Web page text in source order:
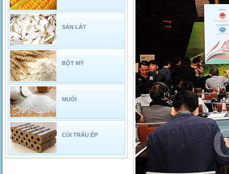
SẮN LÁT
BỘT MỲ
MUỐI
CỦI TRẤU ÉP